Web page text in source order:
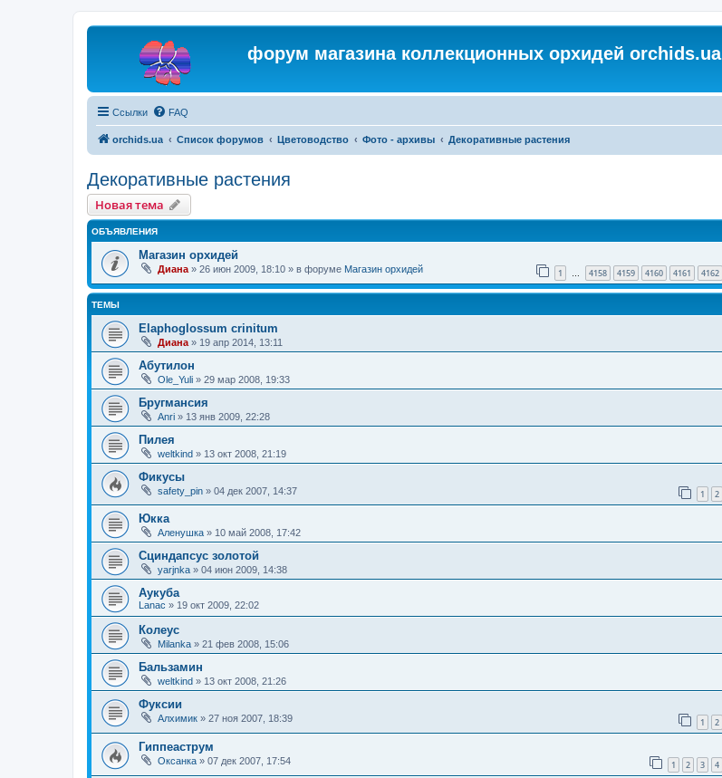
форум магазина коллекционных орхидей orchids.ua
Ссылки FAQ
orchids.ua Список форумов Цветоводство Фото - архивы Декоративные растения
Декоративные растения
Новая тема
ОБЪЯВЛЕНИЯ
Магазин орхидей
Диана » 26 июн 2009, 18:10 » в форуме Магазин орхидей 1 … 4158 4159 4160 4161 4162
ТЕМЫ
Elaphoglossum crinitum
Диана » 19 апр 2014, 13:11
Абутилон
Ole_Yuli » 29 мар 2008, 19:33
Бругмансия
Anri » 13 янв 2009, 22:28
Пилея
weltkind » 13 окт 2008, 21:19
Фикусы
safety_pin » 04 дек 2007, 14:37 1 2
Юкка
Аленушка » 10 май 2008, 17:42
Сциндапсус золотой
yarjnka » 04 июн 2009, 14:38
Аукуба
Lanac » 19 окт 2009, 22:02
Колеус
Milanka » 21 фев 2008, 15:06
Бальзамин
weltkind » 13 окт 2008, 21:26
Фуксии
Алхимик » 27 ноя 2007, 18:39 1 2
Гиппеаструм
Оксанка » 07 дек 2007, 17:54 1 2 3 4